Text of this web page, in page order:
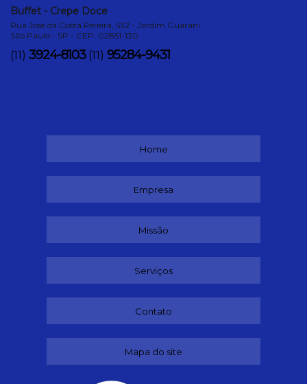
Buffet - Crepe Doce
Rua José da Costa Pereira, 532 - Jardim Guarani
São Paulo - SP - CEP: 02851-130
(11) 3924-8103 (11) 95284-9431
Home
Empresa
Missão
Serviços
Contato
Mapa do site